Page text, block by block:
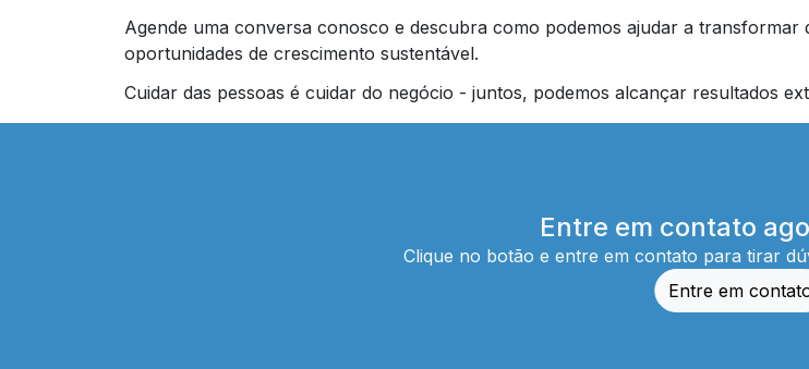
Agende uma conversa conosco e descubra como podemos ajudar a transformar
oportunidades de crescimento sustentável.
Cuidar das pessoas é cuidar do negócio - juntos, podemos alcançar resultados
Entre em contato
Clique no botão e entre em contato para tirar
Entre em